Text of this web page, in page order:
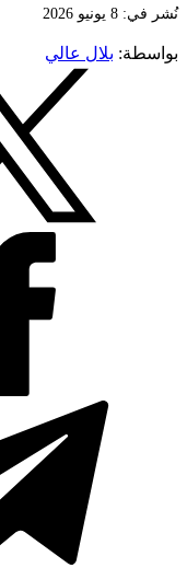
نُشر في: 8 يونيو 2026
بواسطة: بلال عالي